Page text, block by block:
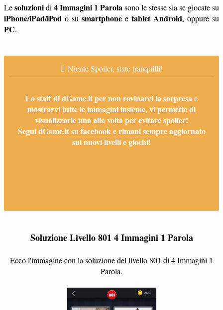
Lesoluzionidi 4 Immagini 1 Parolasono le stesse sia se giocate su
iPhone/iPad/iPod o su smartphone e tablet Android, oppure su
PC.
Niente Spoiler, state tranquilli!
Lo staff di dGame.it per non rovinarci la sorpresa e
mostrarvi tutte le immagini insieme, vi permette di
visualizzarle una alla volta per evitare spoiler!
Segui dGame.it su facebook e rimani sempre aggiornato
sui nuovi livelli e giochi!
Soluzione Livello 801 4 Immagini 1 Parola
Ecco l'immagine con la soluzione del livello 801 di 4 Immagini 1
Parola.